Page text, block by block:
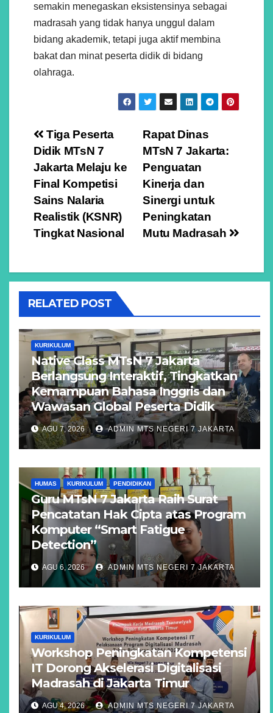
semakin menegaskan eksistensinya sebagai
madrasah yang tidak hanya unggul dalam
bidang akademik, tetapi juga aktif membina
bakat dan minat peserta didik di bidang
olahraga.
Navigasi
pos
Rapat Dinas
MTsN 7 Jakarta:
Penguatan
Kinerja dan
Sinergi untuk
Peningkatan
Mutu Madrasah
Tiga Peserta
Didik MTsN 7
Jakarta Melaju ke
Final Kompetisi
Sains Nalaria
Realistik (KSNR)
Tingkat Nasional
RELATED POST
KURIKULUM
Native Class MTsN 7 Jakarta
Berlangsung Interaktif, Tingkatkan
Kemampuan Bahasa Inggris dan
Wawasan Global Peserta Didik
AGU 7, 2026 ADMIN MTS NEGERI 7 JAKARTA
HUMAS KURIKULUM PENDIDIKAN
Guru MTsN 7 Jakarta Raih Surat
Pencatatan Hak Cipta atas Program
Komputer “Smart Fatigue
Detection”
AGU 6, 2026 ADMIN MTS NEGERI 7 JAKARTA
KURIKULUM
Workshop Peningkatan Kompetensi
IT Dorong Akselerasi Digitalisasi
Madrasah di Jakarta Timur
AGU 4, 2026 ADMIN MTS NEGERI 7 JAKARTA